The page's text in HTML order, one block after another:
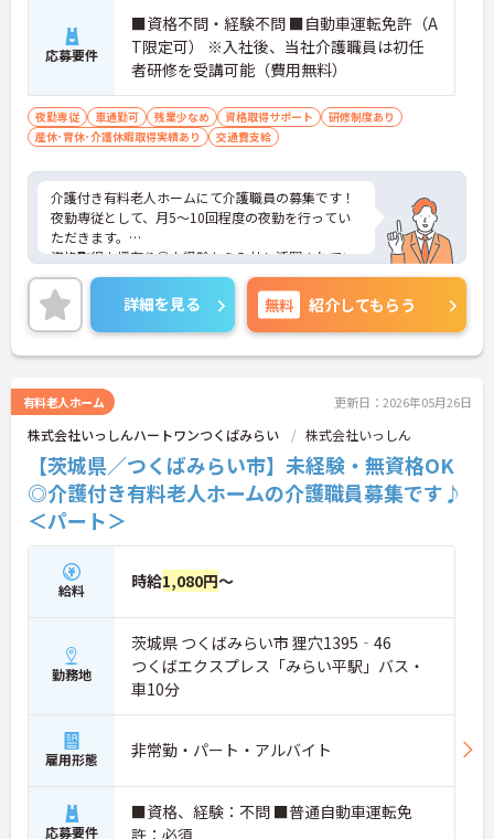
応募要件
■資格不問・経験不問 ■自動車運転免許（A
T限定可） ※入社後、当社介護職員は初任
者研修を受講可能（費用無料）
夜勤専従 車通勤可 残業少なめ 資格取得サポート
研修制度あり
産休･育休･介護休暇取得実績あり
交通費支給
介護付き有料老人ホームにて介護職員の募集です！
夜勤専従として、月5～10回程度の夜勤を行ってい
ただきます。
資格取得支援有り◎未経験から入社し活躍されてい
る方も多数おり、キャリアアップも目指せます。
ご興味のある方には、面接対策ポイントなどさらに
詳細をお話いたしますので、お気軽にご相談くださ
い。
詳細を見る 無料 紹介してもらう
有料老人ホーム 更新日：2026年05月26日
株式会社いっしんハートワンつくばみらい 株式会社いっしん
【茨城県／つくばみらい市】未経験・無資格OK
◎介護付き有料老人ホームの介護職員募集です♪
＜パート＞
給料 時給1,080円～
勤務地
茨城県 つくばみらい市 狸穴1395‐46
つくばエクスプレス「みらい平駅」バス・
車10分
雇用形態 非常勤・パート・アルバイト
応募要件
■資格、経験：不問 ■普通自動車運転免